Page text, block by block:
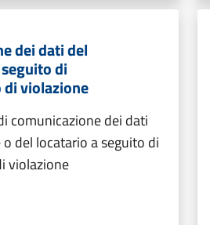
dei dati del
di
violazione
comunicazione dei dati
del locatario a seguito di
violazione